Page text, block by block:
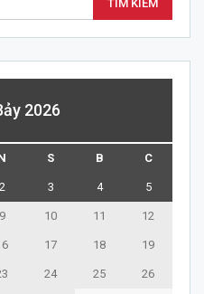
2026
S B C
2 3 4 5
9 10 11 12
17 18 19
24 25 26